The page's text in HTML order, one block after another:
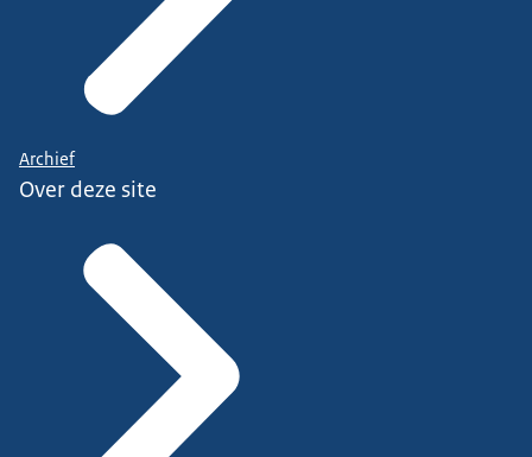
Archief
Over deze site